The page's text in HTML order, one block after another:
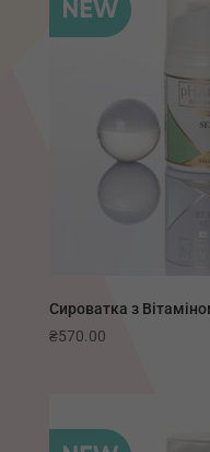
Сироватка з
₴570.00